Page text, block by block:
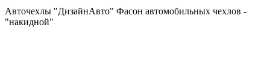
Авточехлы "ДизайнАвто" Фасон автомобильных чехлов -
"накидной"